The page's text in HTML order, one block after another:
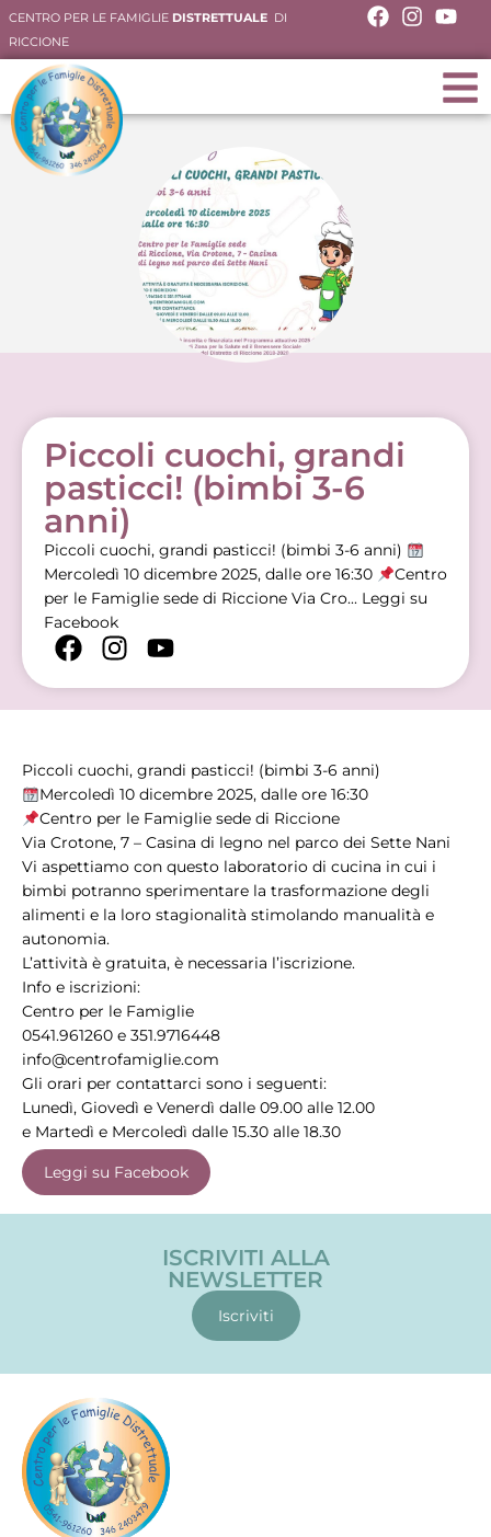
CENTRO PER LE FAMIGLIE DISTRETTUALE DI
RICCIONE
Piccoli cuochi, grandi
pasticci! (bimbi 3-6
anni)
Piccoli cuochi, grandi pasticci! (bimbi 3-6 anni)
Mercoledì 10 dicembre 2025, dalle ore 16:30
Centro
per le Famiglie sede di Riccione Via Cro... Leggi su
Facebook
Piccoli cuochi, grandi pasticci! (bimbi 3-6 anni)
Mercoledì 10 dicembre 2025, dalle ore 16:30
Centro per le Famiglie sede di Riccione
Via Crotone, 7 – Casina di legno nel parco dei Sette Nani
Vi aspettiamo con questo laboratorio di cucina in cui i
bimbi potranno sperimentare la trasformazione degli
alimenti e la loro stagionalità stimolando manualità e
autonomia.
L’attività è gratuita, è necessaria l’iscrizione.
Info e iscrizioni:
Centro per le Famiglie
0541.961260 e 351.9716448
info@centrofamiglie.com
Gli orari per contattarci sono i seguenti:
Lunedì, Giovedì e Venerdì dalle 09.00 alle 12.00
e Martedì e Mercoledì dalle 15.30 alle 18.30
Leggi su Facebook
ISCRIVITI ALLA
NEWSLETTER
Iscriviti